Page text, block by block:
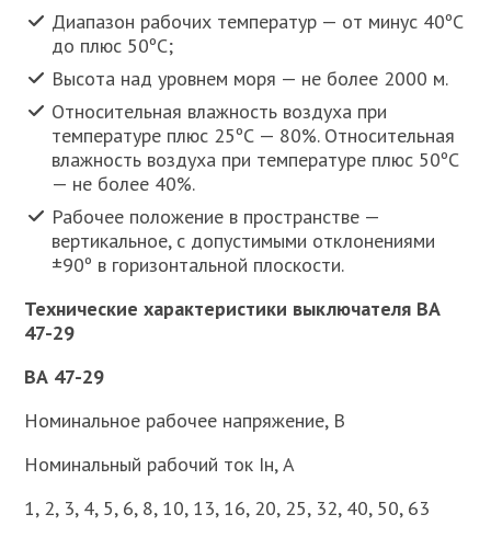
Диапазон рабочих температур — от минус 40ºС
до плюс 50ºС;
Высота над уровнем моря — не более 2000 м.
Относительная влажность воздуха при
температуре плюс 25ºС — 80%. Относительная
влажность воздуха при температуре плюс 50ºС
— не более 40%.
Рабочее положение в пространстве —
вертикальное, с допустимыми отклонениями
±90º в горизонтальной плоскости.
Технические характеристики выключателя ВА
47-29
ВА 47-29
Номинальное рабочее напряжение, В
Номинальный рабочий ток Iн, А
1, 2, 3, 4, 5, 6, 8, 10, 13, 16, 20, 25, 32, 40, 50, 63